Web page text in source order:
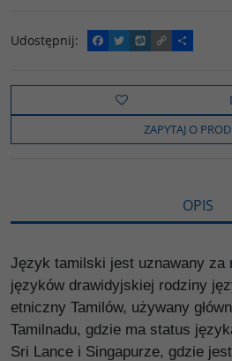
Udostępnij:
F
a
e
o
k
T
w
t
t
e
W
y
o
C
o
y
i
n
k
P
o
z
e
l
s
ZAPYTAJ O
OPIS
Język tamilski jest uznawany za
języków drawidyjskiej rodziny
etniczny Tamilów, używany
Tamilnadu, gdzie ma status
Sri Lance i Singapurze, gdzie